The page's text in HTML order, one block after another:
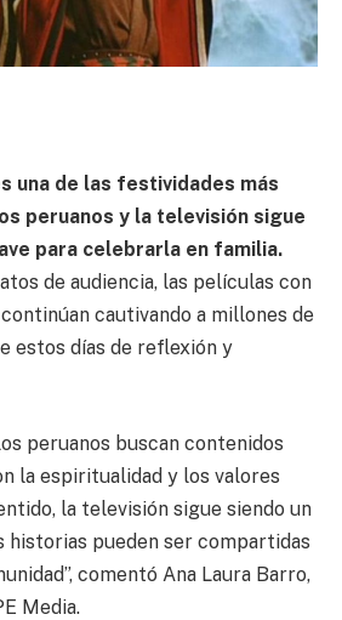
una de las festividades más
peruanos y la televisión sigue
para celebrarla en familia.
de audiencia, las películas con
cautivando a millones de
estos días de reflexión y
peruanos buscan contenidos
la espiritualidad y los valores
la televisión sigue siendo un
historias pueden ser compartidas
comentó Ana Laura Barro,
Media.